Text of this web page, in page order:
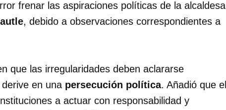
frenar las aspiraciones políticas de la alcaldesa
, debido a observaciones correspondientes a
que las irregularidades deben aclararse
en una persecución política. Añadió que el
a actuar con responsabilidad y